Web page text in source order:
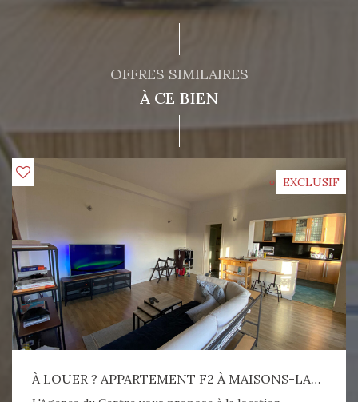
OFFRES SIMILAIRES
À CE BIEN
EXCLUSIF
À LOUER ? APPARTEMENT F2 À MAISONS-LAFFITTE (54,73 M²)